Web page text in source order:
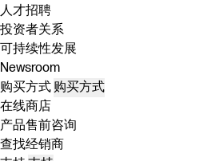
人才招聘
投资者关系
可持续性发展
Newsroom
购买方式 购买方式
在线商店
产品售前咨询
查找经销商